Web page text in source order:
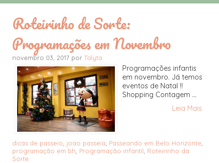
Roteirinho de Sorte:
Programações em Novembro
novembro 03, 2017 por Talyta
Programações infantis
em novembro. Já temos
eventos de Natal !!
Shopping Contagem ...
Leia Mais
dicas de passeio joao passeia Passeando em Belo Horizonte
programação em bh Programação infantil Roteirinho da
Sorte